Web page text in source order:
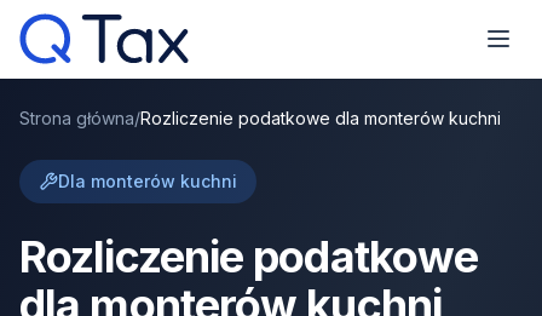
Strona główna/Rozliczenie podatkowe dla monterów kuchni
Dla monterów kuchni
Rozliczenie podatkowe
dla monterów kuchni